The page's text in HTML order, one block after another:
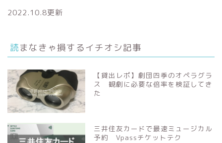
2022.10.8更新
読まなきゃ損するイチオシ記事
【貸出レポ】劇団四季のオペラグラ
ス 観劇に必要な倍率を検証してき
た
三井住友カードで最速ミュージカル
予約 Vpassチケットテク